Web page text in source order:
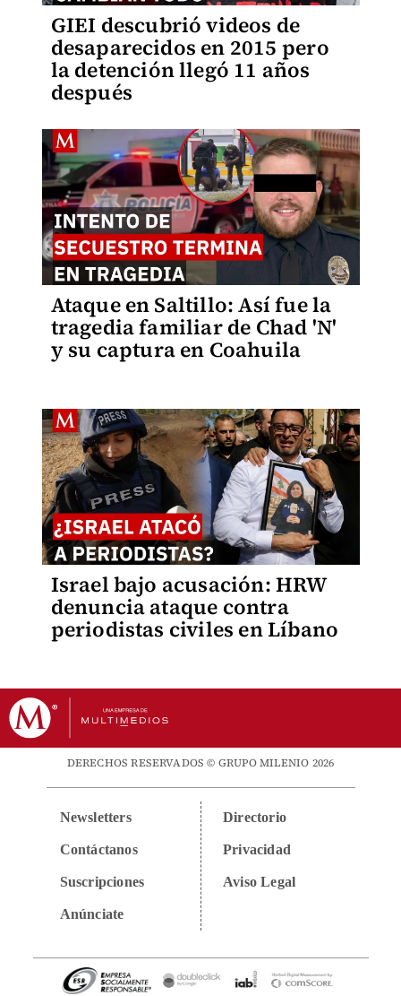
GIEI descubrió videos de
desaparecidos en 2015 pero
la detención llegó 11 años
después
Ataque en Saltillo: Así fue la
tragedia familiar de Chad 'N'
y su captura en Coahuila
Israel bajo acusación: HRW
denuncia ataque contra
periodistas civiles en Líbano
DERECHOS RESERVADOS © GRUPO MILENIO 2026
Newsletters
Contáctanos
Suscripciones
Anúnciate
Directorio
Privacidad
Aviso Legal